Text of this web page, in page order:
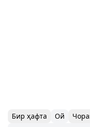
Бир ҳафта Ой